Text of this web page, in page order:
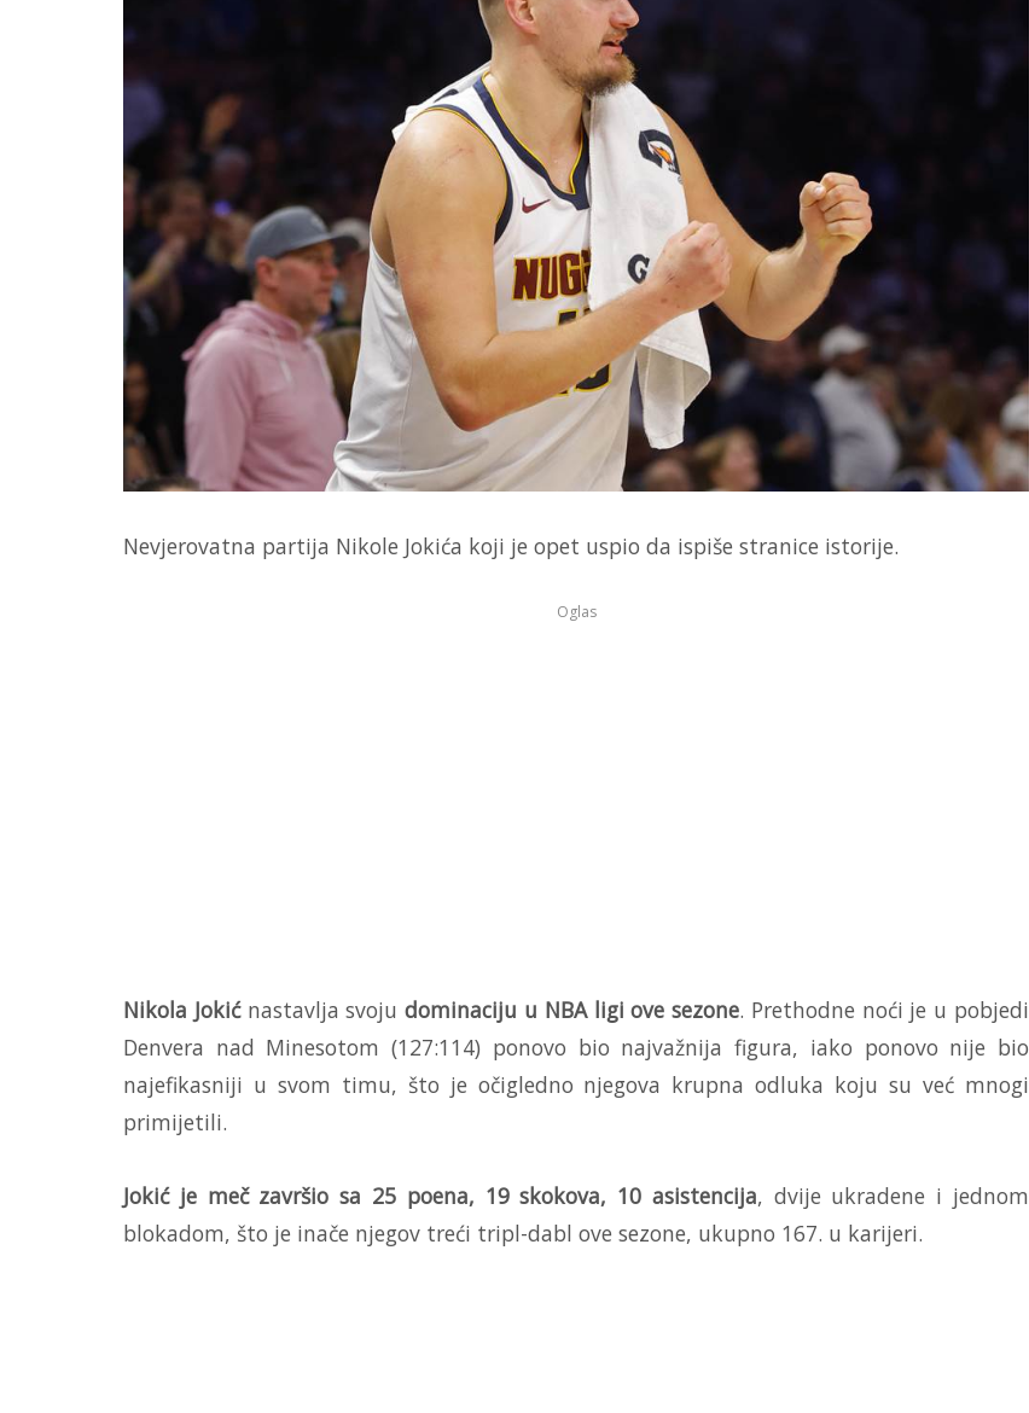
Nevjerovatna partija Nikole Jokića koji je opet uspio da ispiše stranice istorije.
Oglas
Nikola Jokićnastavlja svojudominaciju u NBA ligi ove sezone. Prethodne noći je u pobjedi
Denvera nad Minesotom (127:114) ponovo bio najvažnija figura, iako ponovo nije bio
najefikasniji u svom timu, što je očigledno njegova krupna odluka koju su već mnogi
primijetili.
Jokić je meč završio sa 25 poena, 19 skokova, 10 asistencija, dvije ukradene i jednom
blokadom, što je inače njegov treći tripl-dabl ove sezone, ukupno 167. u karijeri.